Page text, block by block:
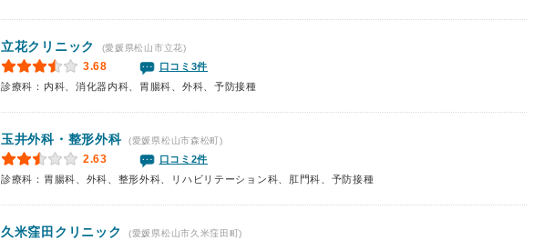
立花クリニック (愛媛県松山市立花)
3.68
口コミ3件
診療科：内科、消化器内科、胃腸科、外科、予防接種
玉井外科・整形外科 (愛媛県松山市森松町)
2.63
口コミ2件
診療科：胃腸科、外科、整形外科、リハビリテーション科、肛門科、予防接種
久米窪田クリニック (愛媛県松山市久米窪田町)